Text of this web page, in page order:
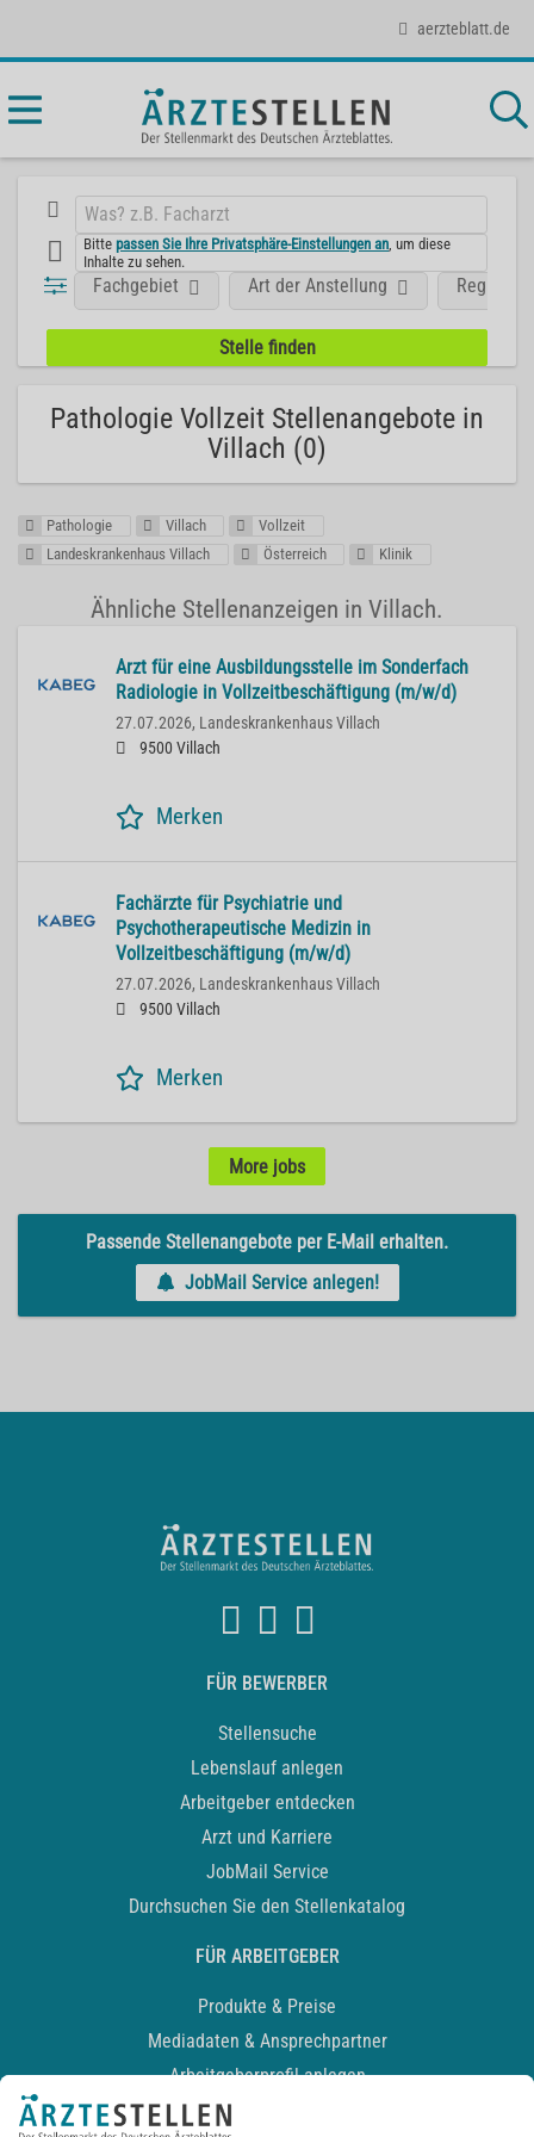
aerzteblatt.de
Bittepassen Sie Ihre Privatsphäre-Einstellungen an , um diese
Inhalte zu sehen.
Fachgebiet Art der Anstellung Region
Pathologie Vollzeit Stellenangebote in
Villach (0)
Pathologie Villach
Vollzeit
Landeskrankenhaus Villach
Österreich Klinik
Ähnliche Stellenanzeigen in Villach.
Arzt für eine Ausbildungsstelle im Sonderfach
Radiologie in Vollzeitbeschäftigung (m/w/d)
27.07.2026, Landeskrankenhaus Villach
9500 Villach
Merken
Fachärzte für Psychiatrie und
Psychotherapeutische Medizin in
Vollzeitbeschäftigung (m/w/d)
27.07.2026, Landeskrankenhaus Villach
9500 Villach
Merken
More jobs
Passende Stellenangebote per E-Mail erhalten.
JobMail Service anlegen!
FÜR BEWERBER
Stellensuche
Lebenslauf anlegen
Arbeitgeber entdecken
Arzt und Karriere
JobMail Service
Durchsuchen Sie den Stellenkatalog
FÜR ARBEITGEBER
Produkte & Preise
Mediadaten & Ansprechpartner
Arbeitgeberprofil anlegen
Recruiting-Podcast